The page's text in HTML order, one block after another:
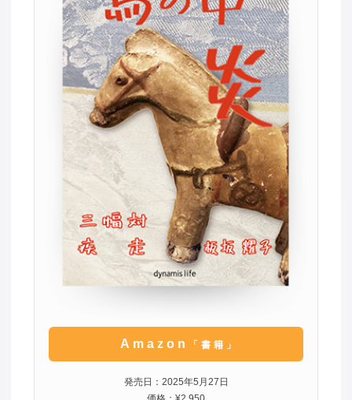
Amazon 「書籍」
発売日：2025年5月27日